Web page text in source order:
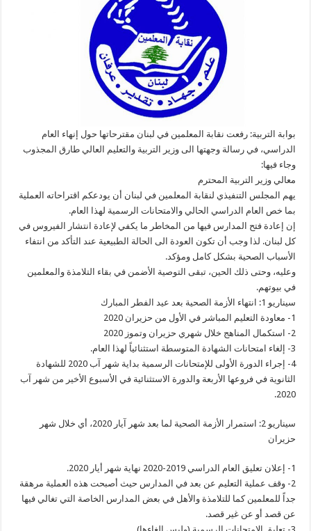
بوابة التربية: رفعت نقابة المعلمين في لبنان مقترحاتها حول إنهاء العام
الدراسي، في رسالة وجهتها الى وزير التربية والتعليم العالي طارق المجذوب
وجاء فيها:
معالي وزير التربية المحترم
يهم المجلس التنفيذي لنقابة المعلمين في لبنان أن يودعكم اقتراحاته العملية
بما خص العام الدراسي الحالي والامتحانات الرسمية لهذا العام.
إن إعادة فتح المدارس فيها من المخاطر ما يكفي لإعادة انتشار الفيروس في
كل لبنان. لذا وجب أن تكون العودة الى الحالة الطبيعية عند التأكد من انتفاء
الأسباب الصحية بشكل كامل ومؤكد.
وعليه، وحتى ذلك الحين، تبقى التوصية الأضمن في بقاء التلامذة والمعلمين
في بيوتهم.
سيناريو 1: انتهاء الأزمة الصحية بعد عيد الفطر المبارك
1- معاودة التعليم المباشر في الأول من حزيران 2020
2- استكمال المناهج خلال شهري حزيران وتموز 2020
3- إلغاء امتحانات الشهادة المتوسطة استثنائياً لهذا العام.
4- إجراء الدورة الأولى للإمتحانات الرسمية بداية شهر آب 2020 للشهادة
الثانوية في فروعها الأربعة والدورة الاستثنائية في الأسبوع الأخير من شهر آب
2020.
سيناريو 2: استمرار الأزمة الصحية لما بعد شهر آيار 2020، أي خلال شهر
حزيران
1- إعلان تعليق العام الدراسي 2019-2020 نهاية شهر أيار 2020.
2- وقف عملية التعليم عن بعد في المدارس حيث أصبحت هذه العملية مرهقة
جداً للمعلمين كما للتلامذة والأهل في بعض المدارس الخاصة التي تغالي فيها
عن قصد أو عن غير قصد.